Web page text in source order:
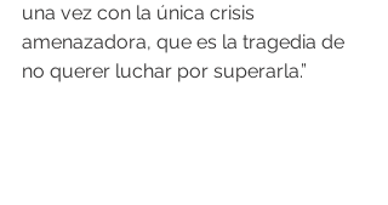
una vez con la única crisis
amenazadora, que es la tragedia de
no querer luchar por superarla.”